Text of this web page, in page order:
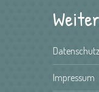
Datenschutz
Impressum